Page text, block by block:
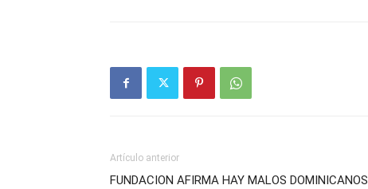
Artículo anterior
FUNDACION AFIRMA HAY MALOS DOMINICANOS